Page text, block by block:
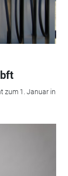
zum 1. Januar in